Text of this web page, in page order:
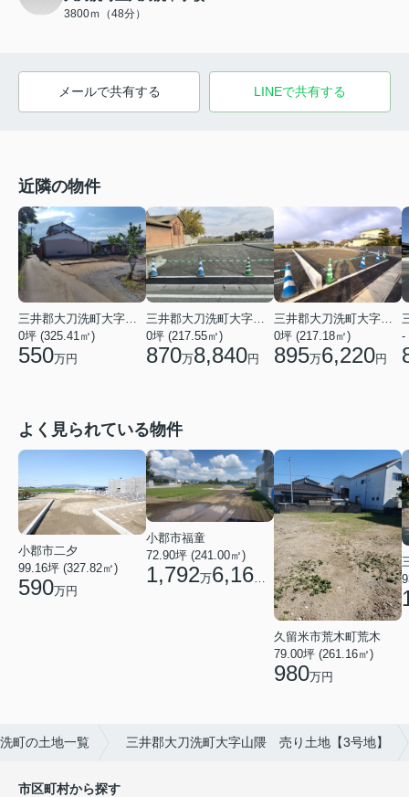
3800ｍ（48分）
メールで共有する LINEで共有する
近隣の物件
0坪 (325.41㎡)
550万円
0坪 (217.55㎡)
870万8,840円
0坪 (217.18㎡)
895万6,220円
-
よく見られている物件
小郡市二夕
99.16坪 (327.82㎡)
590万円
小郡市福童
72.90坪 (241.00㎡)
1,792万6,160 円
久留米市荒木町荒木
79.00坪 (261.16㎡)
980万円
町の土地一覧 三井郡大刀洗町大字山隈 売り土地【3号地】
市区町村から探す